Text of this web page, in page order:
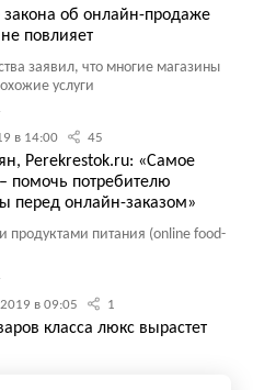
об онлайн-продаже
повлияет
заявил, что многие магазины
услуги
в 14:00 45
Perekrestok.ru: «Самое
помочь потребителю
перед онлайн-заказом»
продуктами питания (online food-
в 09:05 1
класса люкс вырастет
также окажет рост продаж